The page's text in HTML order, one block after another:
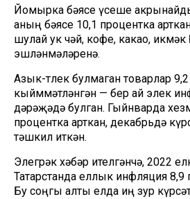
Йомырка бәясе үсеше
аның бәясе 10,1 процентка
шулай ук чәй, кофе, какао,
эшләнмәләренә.
Азык-төлек булмаган товарлар
кыйммәтләнгән — бер ай элек
дәрәҗәдә булган. Гыйнварда
процентка арткан, декабрьдә
тәшкил иткән.
Элегрәк хәбәр ителгәнчә, 2022
Татарстанда еллык инфляция 8,9
Бу соңгы алты елда иң зур